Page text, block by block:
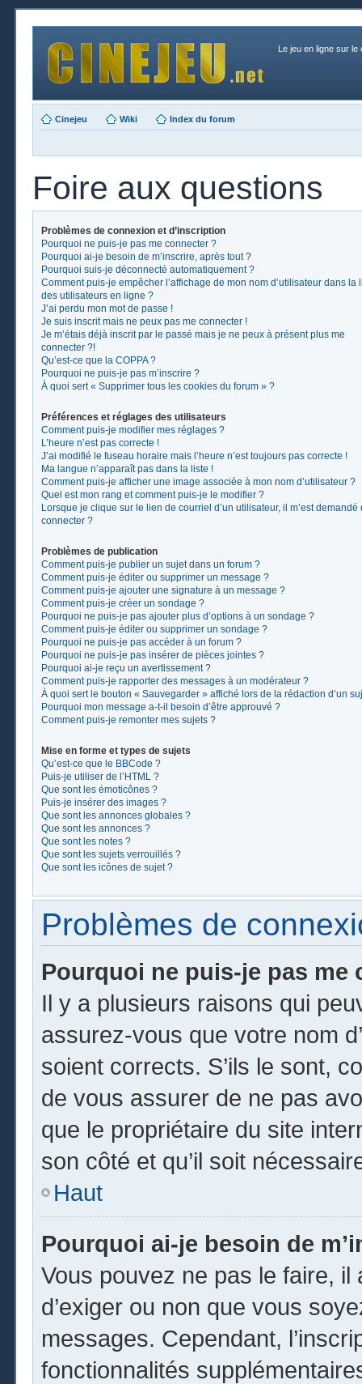
Le jeu en ligne sur le
Cinejeu Wiki Index du forum
Foire aux questions
Problèmes de connexion et d’inscription
Pourquoi ne puis-je pas me connecter ?
Pourquoi ai-je besoin de m’inscrire, après tout ?
Pourquoi suis-je déconnecté automatiquement ?
Comment puis-je empêcher l’affichage de mon nom d’utilisateur dans la
des utilisateurs en ligne ?
J’ai perdu mon mot de passe !
Je suis inscrit mais ne peux pas me connecter !
Je m’étais déjà inscrit par le passé mais je ne peux à présent plus me
connecter ?!
Qu’est-ce que la COPPA ?
Pourquoi ne puis-je pas m’inscrire ?
À quoi sert « Supprimer tous les cookies du forum » ?
Préférences et réglages des utilisateurs
Comment puis-je modifier mes réglages ?
L’heure n’est pas correcte !
J’ai modifié le fuseau horaire mais l’heure n’est toujours pas correcte !
Ma langue n’apparaît pas dans la liste !
Comment puis-je afficher une image associée à mon nom d’utilisateur ?
Quel est mon rang et comment puis-je le modifier ?
Lorsque je clique sur le lien de courriel d’un utilisateur, il m’est demandé
connecter ?
Problèmes de publication
Comment puis-je publier un sujet dans un forum ?
Comment puis-je éditer ou supprimer un message ?
Comment puis-je ajouter une signature à un message ?
Comment puis-je créer un sondage ?
Pourquoi ne puis-je pas ajouter plus d’options à un sondage ?
Comment puis-je éditer ou supprimer un sondage ?
Pourquoi ne puis-je pas accéder à un forum ?
Pourquoi ne puis-je pas insérer de pièces jointes ?
Pourquoi ai-je reçu un avertissement ?
Comment puis-je rapporter des messages à un modérateur ?
À quoi sert le bouton « Sauvegarder » affiché lors de la rédaction d’un
Pourquoi mon message a-t-il besoin d’être approuvé ?
Comment puis-je remonter mes sujets ?
Mise en forme et types de sujets
Qu’est-ce que le BBCode ?
Puis-je utiliser de l’HTML ?
Que sont les émoticônes ?
Puis-je insérer des images ?
Que sont les annonces globales ?
Que sont les annonces ?
Que sont les notes ?
Que sont les sujets verrouillés ?
Que sont les icônes de sujet ?
Problèmes de
Pourquoi ne puis-je pas me
Il y a plusieurs raisons qui
assurez-vous que votre nom
soient corrects. S’ils le sont,
de vous assurer de ne pas
que le propriétaire du site
son côté et qu’il soit
Haut
Pourquoi ai-je besoin de
Vous pouvez ne pas le faire, il
d’exiger ou non que vous
messages. Cependant,
fonctionnalités